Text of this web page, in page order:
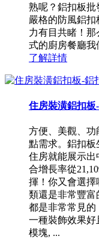
熟呢？鋁扣板批
嚴格的防風鋁
力有目共睹！
式的廚房餐廳我
了解詳情
住房裝潢鋁扣板
方便、美觀、
點需求。鋁扣板
住房就能展示出
合增長率從
揮！你又會選
類還是非常豐
都是非常常見的
一種裝飾效果好
模塊, ...